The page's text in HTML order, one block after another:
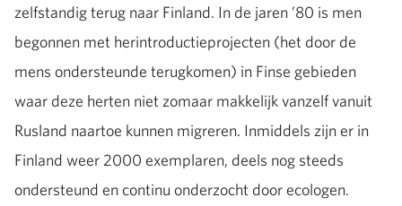
zelfstandig terug naar Finland. In de jaren ’80 is men
begonnen met herintroductieprojecten (het door de
mens ondersteunde terugkomen) in Finse gebieden
waar deze herten niet zomaar makkelijk vanzelf vanuit
Rusland naartoe kunnen migreren. Inmiddels zijn er in
Finland weer 2000 exemplaren, deels nog steeds
ondersteund en continu onderzocht door ecologen.